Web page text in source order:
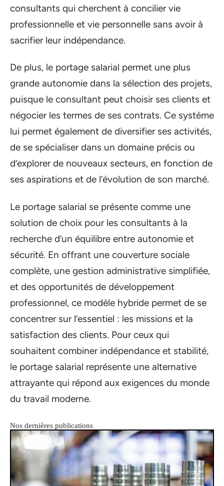
consultants qui cherchent à concilier vie
professionnelle et vie personnelle sans avoir à
sacrifier leur indépendance.
De plus, le portage salarial permet une plus
grande autonomie dans la sélection des projets,
puisque le consultant peut choisir ses clients et
négocier les termes de ses contrats. Ce système
lui permet également de diversifier ses activités,
de se spécialiser dans un domaine précis ou
d’explorer de nouveaux secteurs, en fonction de
ses aspirations et de l’évolution de son marché.
Le portage salarial se présente comme une
solution de choix pour les consultants à la
recherche d’un équilibre entre autonomie et
sécurité. En offrant une couverture sociale
complète, une gestion administrative simplifiée,
et des opportunités de développement
professionnel, ce modèle hybride permet de se
concentrer sur l’essentiel : les missions et la
satisfaction des clients. Pour ceux qui
souhaitent combiner indépendance et stabilité,
le portage salarial représente une alternative
attrayante qui répond aux exigences du monde
du travail moderne.
Nos dernières publications